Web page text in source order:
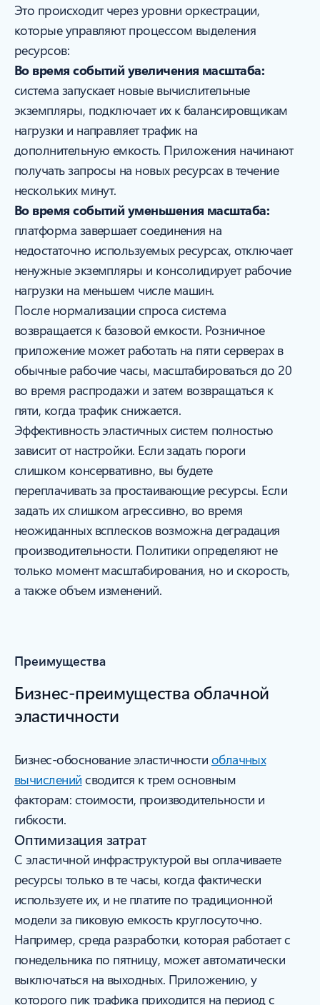
Это происходит через уровни оркестрации,
которые управляют процессом выделения
ресурсов:
Во время событий увеличения масштаба:
система запускает новые вычислительные
экземпляры, подключает их к балансировщикам
нагрузки и направляет трафик на
дополнительную емкость. Приложения начинают
получать запросы на новых ресурсах в течение
нескольких минут.
Во время событий уменьшения масштаба:
платформа завершает соединения на
недостаточно используемых ресурсах, отключает
ненужные экземпляры и консолидирует рабочие
нагрузки на меньшем числе машин.
После нормализации спроса система
возвращается к базовой емкости. Розничное
приложение может работать на пяти серверах в
обычные рабочие часы, масштабироваться до 20
во время распродажи и затем возвращаться к
пяти, когда трафик снижается.
Эффективность эластичных систем полностью
зависит от настройки. Если задать пороги
слишком консервативно, вы будете
переплачивать за простаивающие ресурсы. Если
задать их слишком агрессивно, во время
неожиданных всплесков возможна деградация
производительности. Политики определяют не
только момент масштабирования, но и скорость,
а также объем изменений.
Преимущества
Бизнес-преимущества облачной
эластичности
Бизнес-обоснование эластичности облачных
вычислений сводится к трем основным
факторам: стоимости, производительности и
гибкости.
Оптимизация затрат
С эластичной инфраструктурой вы оплачиваете
ресурсы только в те часы, когда фактически
используете их, и не платите по традиционной
модели за пиковую емкость круглосуточно.
Например, среда разработки, которая работает с
понедельника по пятницу, может автоматически
выключаться на выходных. Приложению, у
которого пик трафика приходится на период с